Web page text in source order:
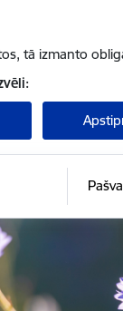
tā izmanto